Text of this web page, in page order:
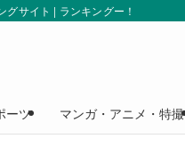
サイト | ランキングー！
ーツ マンガ・アニメ・特撮